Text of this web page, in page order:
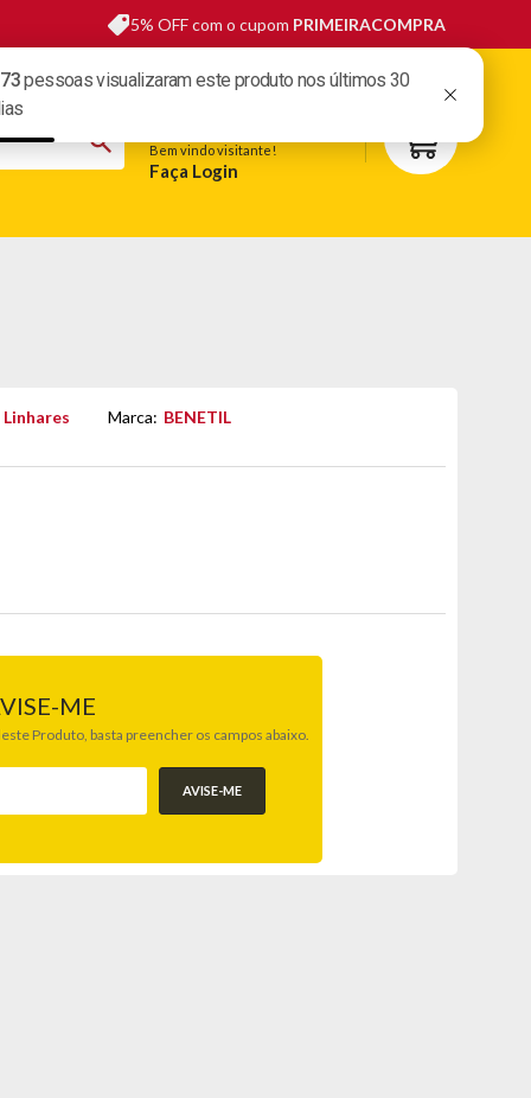
5% OFF com o cupom PRIMEIRACOMPRA
Bem vindo visitante!
Faça Login
Marca: BENETIL
ME
Produto, basta preencher os campos abaixo.